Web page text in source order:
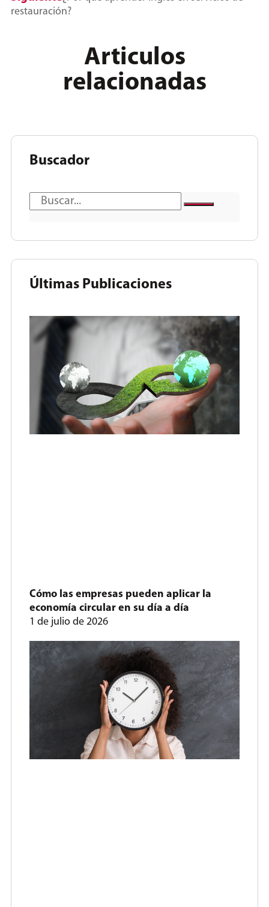
restauración?
Articulos
relacionadas
Buscador
Últimas Publicaciones
Cómo las empresas pueden aplicar la
economía circular en su día a día
1 de julio de 2026